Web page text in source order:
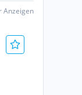
Anzeigen